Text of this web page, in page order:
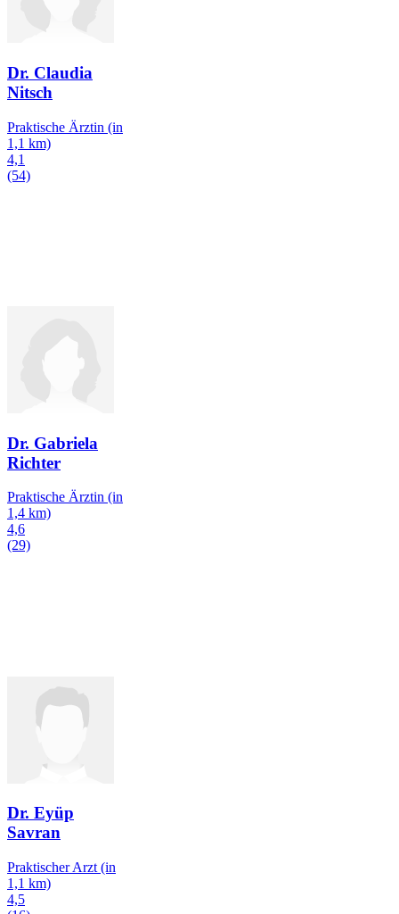
Dr. Claudia
Nitsch
Praktische Ärztin (in
1,1 km)
4,1
(54)
Dr. Gabriela
Richter
Praktische Ärztin (in
1,4 km)
4,6
(29)
Dr. Eyüp
Savran
Praktischer Arzt (in
1,1 km)
4,5